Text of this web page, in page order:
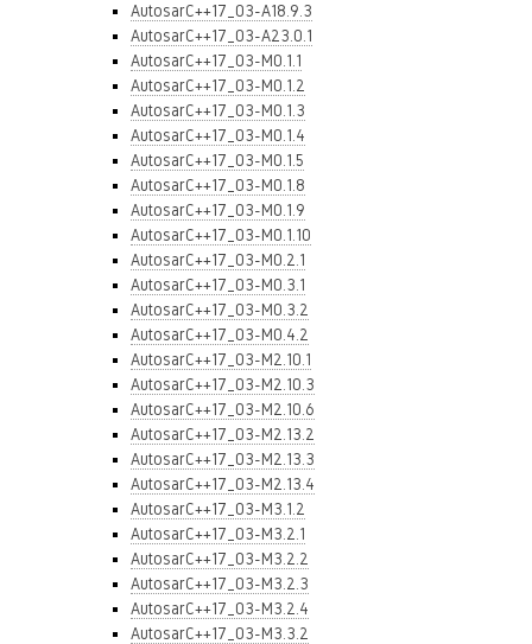
AutosarC++17_03-A18.9.3
AutosarC++17_03-A23.0.1
AutosarC++17_03-M0.1.1
AutosarC++17_03-M0.1.2
AutosarC++17_03-M0.1.3
AutosarC++17_03-M0.1.4
AutosarC++17_03-M0.1.5
AutosarC++17_03-M0.1.8
AutosarC++17_03-M0.1.9
AutosarC++17_03-M0.1.10
AutosarC++17_03-M0.2.1
AutosarC++17_03-M0.3.1
AutosarC++17_03-M0.3.2
AutosarC++17_03-M0.4.2
AutosarC++17_03-M2.10.1
AutosarC++17_03-M2.10.3
AutosarC++17_03-M2.10.6
AutosarC++17_03-M2.13.2
AutosarC++17_03-M2.13.3
AutosarC++17_03-M2.13.4
AutosarC++17_03-M3.1.2
AutosarC++17_03-M3.2.1
AutosarC++17_03-M3.2.2
AutosarC++17_03-M3.2.3
AutosarC++17_03-M3.2.4
AutosarC++17_03-M3.3.2